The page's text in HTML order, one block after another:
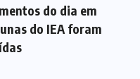
do dia em
do IEA foram